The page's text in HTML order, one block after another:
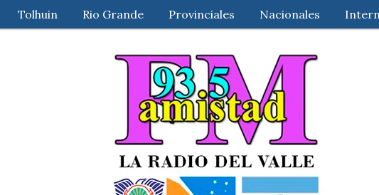
Tolhuin Rio Grande Provinciales Nacionales